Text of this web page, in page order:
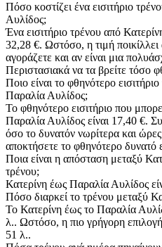
Πόσο κοστίζει ένα εισιτήριο
Αυλίδος;
Ένα εισιτήριο τρένου από
32,28 €. Ωστόσο, η τιμή
αγοράζετε και αν είναι μια
Περιστασιακά να τα βρείτε τόσο
Ποιο είναι το φθηνότερο
Παραλία Αυλίδος;
Το φθηνότερο εισιτήριο που
Παραλία Αυλίδος είναι 17,40 €.
όσο το δυνατόν νωρίτερα και ώρες
αποκτήσετε το φθηνότερο δυνατό
Ποια είναι η απόσταση μεταξύ
τρένου;
Κατερίνη έως Παραλία Αυλίδος
Πόσο διαρκεί το τρένου μεταξύ
Το Κατερίνη έως το Παραλία
λ.. Ωστόσο, η πιο γρήγορη
51 λ..